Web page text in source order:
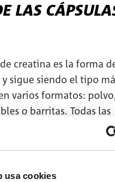
usa cookies
LAS
creatina es la forma
y sigue siendo el tipo
varios formatos:
o barritas. Todas las
creatina al
Las cápsulas, así
con creatina, ya